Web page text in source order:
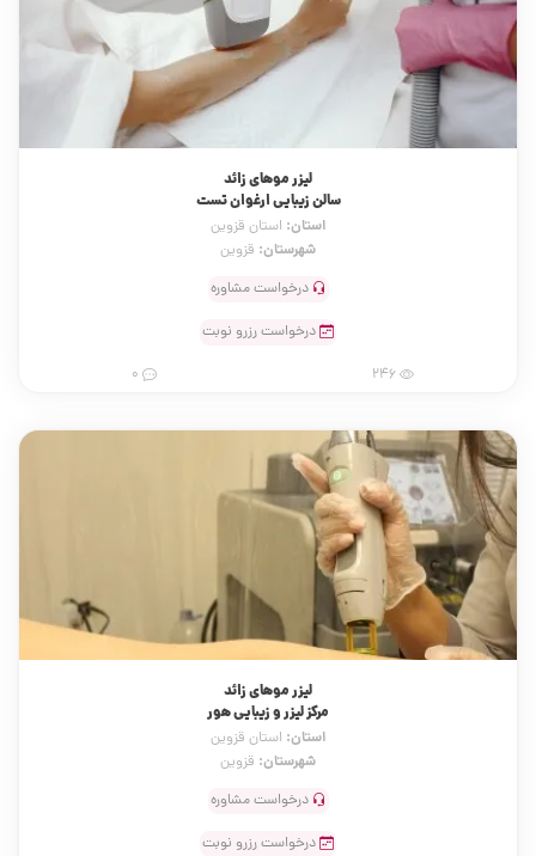
لیزر موهای زائد
سالن زیبایی ارغوان تست
استان: استان قزوین
شهرستان: قزوین
درخواست مشاوره
درخواست رزرو نوبت
246
لیزر موهای زائد
مرکز لیزر و زیبایی هور
استان: استان قزوین
شهرستان: قزوین
درخواست مشاوره
درخواست رزرو نوبت